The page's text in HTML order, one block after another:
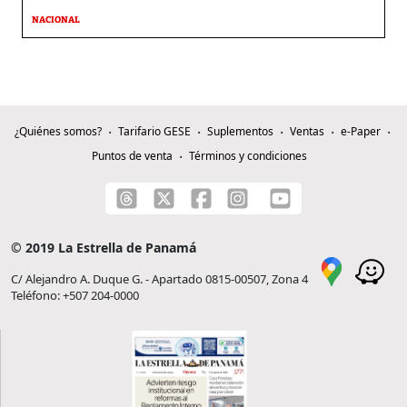
NACIONAL
¿Quiénes somos? Tarifario GESE Suplementos Ventas
e-Paper
Puntos de venta
Términos y condiciones
© 2019 La Estrella de Panamá
C/ Alejandro A. Duque G. - Apartado 0815-00507, Zona 4
Teléfono: +507 204-0000